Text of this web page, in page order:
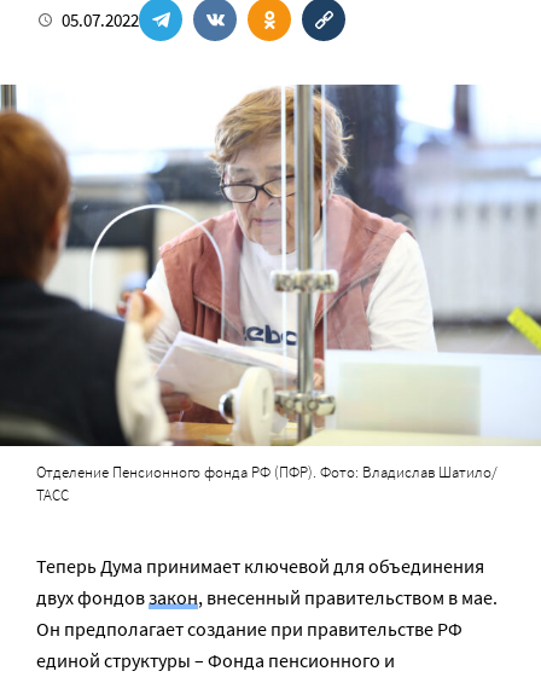
05.07.2022
Отделение Пенсионного фонда РФ (ПФР). Фото: Владислав Шатило/
ТАСС
Теперь Дума принимает ключевой для объединения
двух фондовзакон, внесенный правительством в мае.
Он предполагает создание при правительстве РФ
единой структуры – Фонда пенсионного и